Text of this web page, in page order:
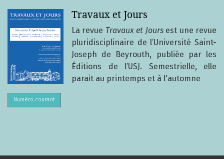
Travaux et Jours
La revue Travaux et Joursest une revue
pluridisciplinaire de l’Université Saint-
Joseph de Beyrouth, publiée par les
Éditions de l’USJ. Semestrielle, elle
parait au printemps et à l'automne
Numéro courant